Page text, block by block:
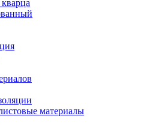
материалы